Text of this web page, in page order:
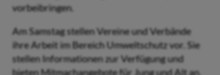
vorbeibringen.
Am Samstag stellen Vereine und Verbände
ihre Arbeit im Bereich Umweltschutz vor. Sie
stellen Informationen zur Verfügung und
bieten Mitmachangebote für Jung und Alt an.